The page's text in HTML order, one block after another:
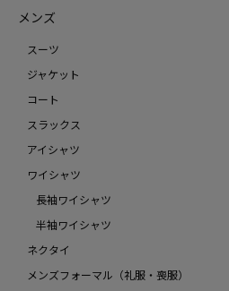
メンズ
スーツ
ジャケット
コート
スラックス
アイシャツ
ワイシャツ
長袖ワイシャツ
半袖ワイシャツ
ネクタイ
メンズフォーマル（礼服・喪服）